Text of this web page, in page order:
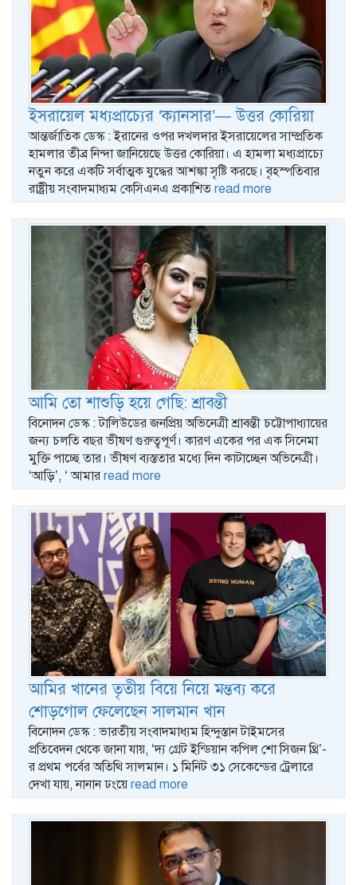
ইসরায়েল মধ্যপ্রাচ্যের ‘ক্যানসার’— উত্তর কোরিয়া
আন্তর্জাতিক ডেস্ক : ইরানের ওপর দখলদার ইসরায়েলের সাম্প্রতিক
হামলার তীব্র নিন্দা জানিয়েছে উত্তর কোরিয়া। এ হামলা মধ্যপ্রাচ্যে
নতুন করে একটি সর্বাত্মক যুদ্ধের আশঙ্কা সৃষ্টি করছে। বৃহস্পতিবার
রাষ্ট্রীয় সংবাদমাধ্যম কেসিএনএ প্রকাশিত read more
আমি তো শাশুড়ি হয়ে গেছি: শ্রাবন্তী
বিনোদন ডেস্ক : টালিউডের জনপ্রিয় অভিনেত্রী শ্রাবন্তী চট্টোপাধ্যায়ের
জন্য চলতি বছর ভীষণ গুরুত্বপূর্ণ। কারণ একের পর এক সিনেমা
মুক্তি পাচ্ছে তার। ভীষণ ব্যস্ততার মধ্যে দিন কাটাচ্ছেন অভিনেত্রী।
‘আড়ি’, ‘ আমার read more
আমির খানের তৃতীয় বিয়ে নিয়ে মন্তব্য করে
শোড়গোল ফেলেছেন সালমান খান
বিনোদন ডেস্ক : ভারতীয় সংবাদমাধ্যম হিন্দুস্তান টাইমসের
প্রতিবেদন থেকে জানা যায়, ‘দ্য গ্রেট ইন্ডিয়ান কপিল শো সিজন থ্রি’-
র প্রথম পর্বের অতিথি সালমান। ১ মিনিট ৩১ সেকেন্ডের ট্রেলারে
দেখা যায়, নানান ঢংয়েread more